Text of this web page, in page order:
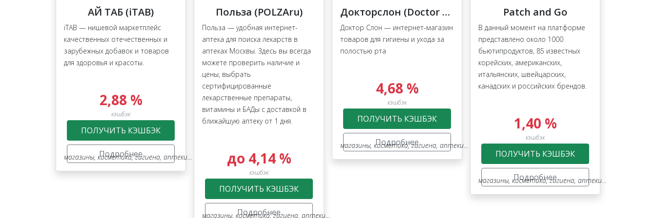
АЙ ТАБ (iTAB)
iTAB — нишевой маркетплейс
качественных отечественных и
зарубежных добавок и товаров
для здоровья и красоты.
магазины, косметика, гигиена, аптеки, оптика маркетплейсы (включая китай) ehealth
2,88 %
кэшбэк
ПОЛУЧИТЬ КЭШБЭК
Подробнее
Польза (POLZAru)
Польза — удобная интернет-
аптека для поиска лекарств в
аптеках Москвы. Здесь вы всегда
можете проверить наличие и
цены, выбрать
сертифицированные
лекарственные препараты,
витамины и БАДы с доставкой в
ближайшую аптеку от 1 дня.
магазины, косметика, гигиена, аптеки, оптика
до 4,14 %
кэшбэк
ПОЛУЧИТЬ КЭШБЭК
Подробнее
Докторслон (Doctor Slon)
Доктор Слон — интернет-магазин
товаров для гигиены и ухода за
полостью рта
магазины, косметика, гигиена, аптеки, оптика
4,68 %
кэшбэк
ПОЛУЧИТЬ КЭШБЭК
Подробнее
Patch and Go
В данный момент на платформе
представлено около 1000
бьютипродуктов, 85 известных
корейских, американских,
итальянских, швейцарских,
канадских и российских брендов.
магазины, косметика, гигиена, аптеки, оптика
1,40 %
кэшбэк
ПОЛУЧИТЬ КЭШБЭК
Подробнее